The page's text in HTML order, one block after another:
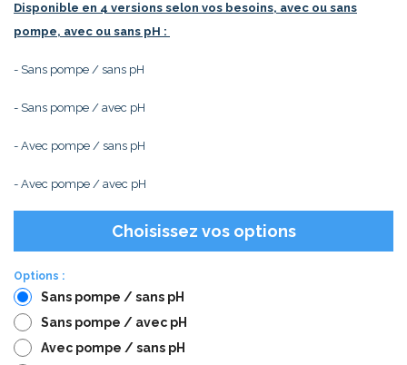
Disponible en 4 versions selon vos besoins, avec ou sans
pompe, avec ou sans pH :
- Sans pompe / sans pH
- Sans pompe / avec pH
- Avec pompe / sans pH
- Avec pompe / avec pH
Choisissez vos options
Options :
Sans pompe / sans pH
Sans pompe / avec pH
Avec pompe / sans pH